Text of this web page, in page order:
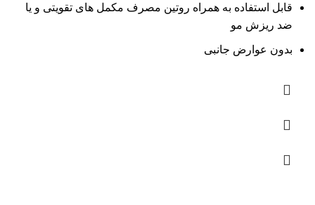
قابل استفاده به همراه روتین مصرف مکمل های تقویتی و یا
ضد ریزش مو
بدون عوارض جانبی